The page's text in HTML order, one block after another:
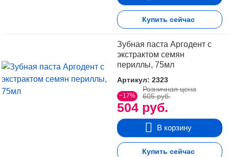
Купить сейчас
Зубная паста Аргодент с
экстрактом семян
периллы, 75мл
Артикул: 2323
−17%
504 руб.
Розничная цена
605 руб.
В корзину
Купить сейчас